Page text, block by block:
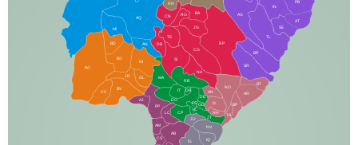
AQ
MI
AN
BA
PB
SE
TL
AG
BR
SR
BT
AR
RP
RO
JG
CG
SI
NA
TA
NH
JT
RB
MA
IT
DR
DO
CP
JU
NV
IQ
BD
BO
NI
JD
PO
BV
CC
PP
AJ
LC
AM
AB
DB
TE
CS
IG
IN
NO
BP
RN
CN
GL
AN
IV
FS
VC
GD
DE
AT